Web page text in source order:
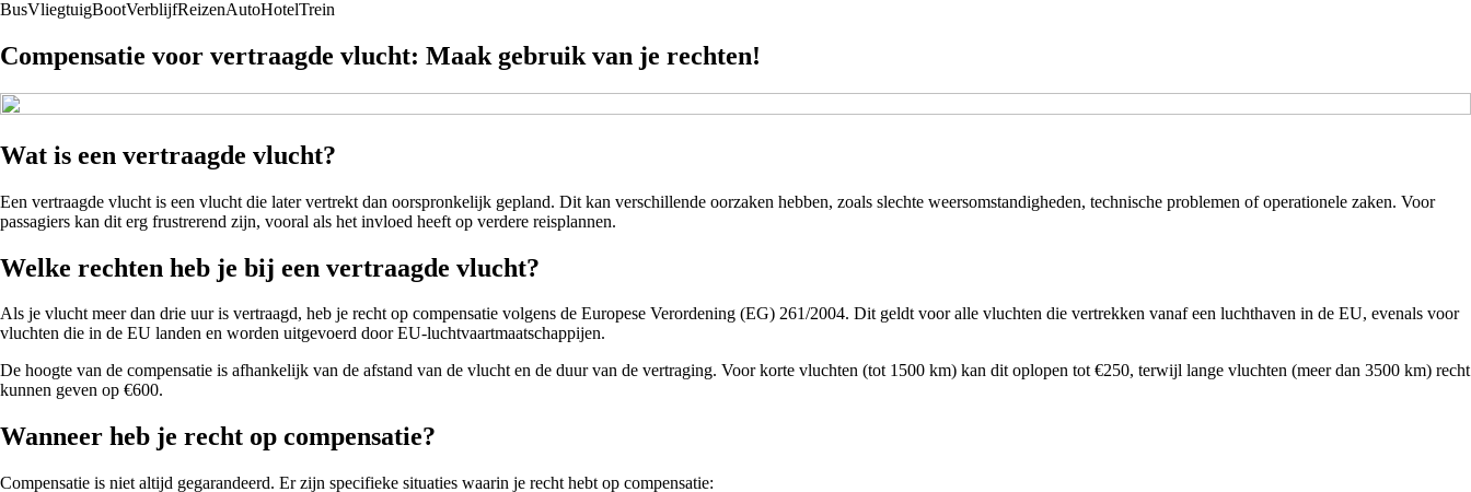
BusVliegtuigBootVerblijfReizenAutoHotelTrein
Compensatie voor vertraagde vlucht: Maak gebruik van je rechten!
Wat is een vertraagde vlucht?
Een vertraagde vlucht is een vlucht die later vertrekt dan oorspronkelijk gepland. Dit kan verschillende oorzaken hebben, zoals slechte weersomstandigheden, technische problemen of operationele zaken. Voor
passagiers kan dit erg frustrerend zijn, vooral als het invloed heeft op verdere reisplannen.
Welke rechten heb je bij een vertraagde vlucht?
Als je vlucht meer dan drie uur is vertraagd, heb je recht op compensatie volgens de Europese Verordening (EG) 261/2004. Dit geldt voor alle vluchten die vertrekken vanaf een luchthaven in de EU, evenals voor
vluchten die in de EU landen en worden uitgevoerd door EU-luchtvaartmaatschappijen.
De hoogte van de compensatie is afhankelijk van de afstand van de vlucht en de duur van de vertraging. Voor korte vluchten (tot 1500 km) kan dit oplopen tot €250, terwijl lange vluchten (meer dan 3500 km) recht
kunnen geven op €600.
Wanneer heb je recht op compensatie?
Compensatie is niet altijd gegarandeerd. Er zijn specifieke situaties waarin je recht hebt op compensatie: